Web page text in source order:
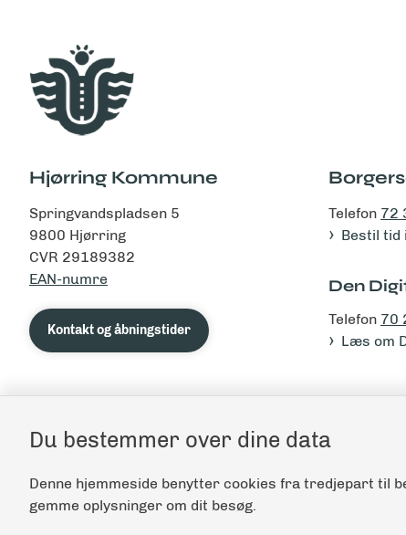
Hjørring Kommune
Springvandspladsen 5
9800 Hjørring
CVR 29189382
EAN-numre
Kontakt og åbningstider
Telefon 72
Bestil tid
Den
Telefon 70
Læs om
Du bestemmer over dine data
Denne hjemmeside benytter cookies fra tredjepart til
gemme oplysninger om dit besøg.